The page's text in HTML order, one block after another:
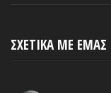
ΣΧΕΤΙΚΑ ΜΕ ΕΜΑΣ